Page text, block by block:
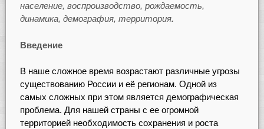
население, воспроизводство, рождаемость,
динамика, демография, территория.
Введение
В наше сложное время возрастают различные угрозы
существованию России и её регионам. Одной из
самых сложных при этом является демографическая
проблема. Для нашей страны с ее огромной
территорией необходимость сохранения и роста